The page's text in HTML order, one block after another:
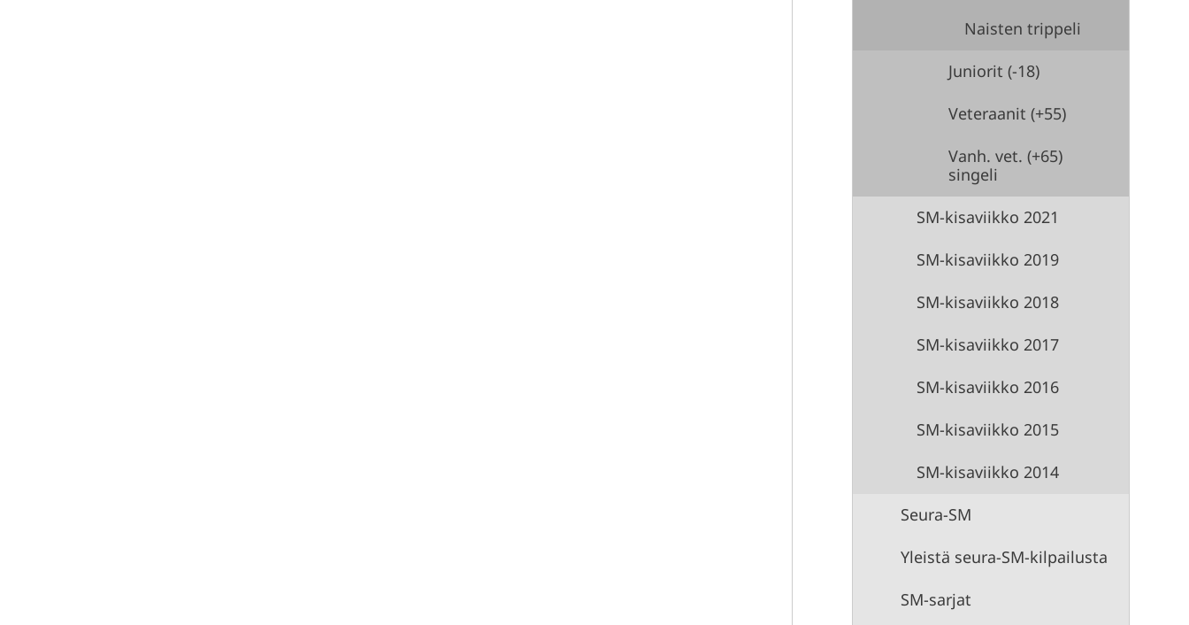
Naisten trippeli
Juniorit (-18)
Veteraanit (+55)
Vanh. vet. (+65)
singeli
SM-kisaviikko 2021
SM-kisaviikko 2019
SM-kisaviikko 2018
SM-kisaviikko 2017
SM-kisaviikko 2016
SM-kisaviikko 2015
SM-kisaviikko 2014
Seura-SM
Yleistä seura-SM-kilpailusta
SM-sarjat